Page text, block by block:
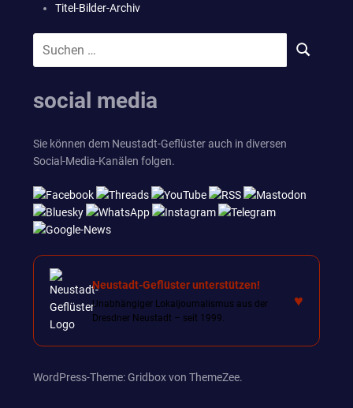
Titel-Bilder-Archiv
SUCHEN
social media
Sie können dem Neustadt-Geflüster auch in diversen
Social-Media-Kanälen folgen.
Neustadt-Geflüster unterstützen!
Unabhängiger Lokaljournalismus aus der
Dresdner Neustadt – seit 1999.
♥
WordPress-Theme: Gridbox von ThemeZee.